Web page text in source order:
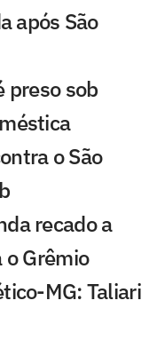
após São
preso sob
o São
recado a
Grêmio
MG: Taliari